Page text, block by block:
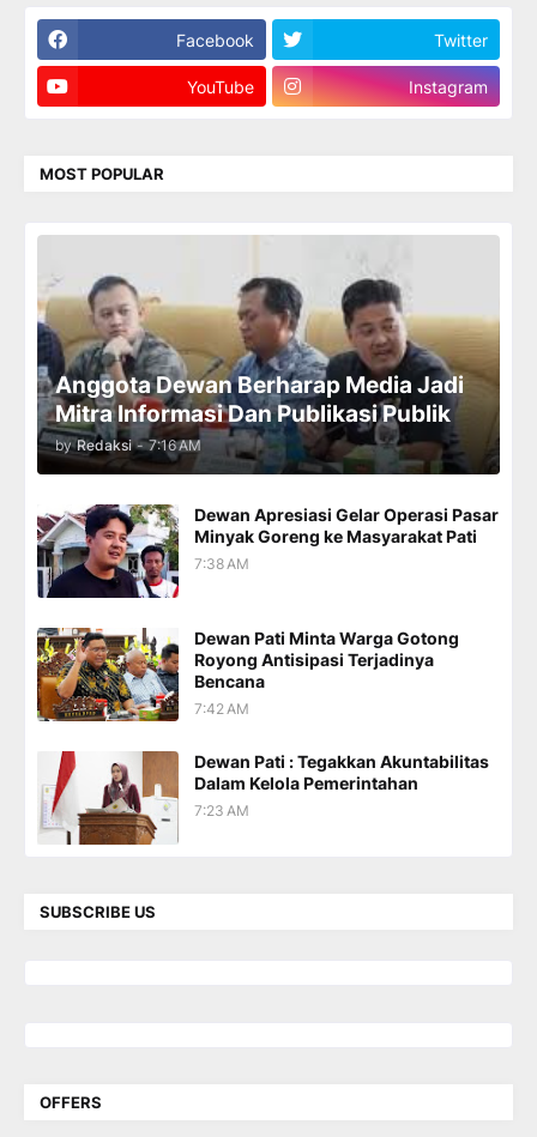
Facebook Twitter
YouTube Instagram
MOST POPULAR
Anggota Dewan Berharap Media Jadi
Mitra Informasi Dan Publikasi Publik
by Redaksi - 7:16 AM
Dewan Apresiasi Gelar Operasi Pasar
Minyak Goreng ke Masyarakat Pati
7:38 AM
Dewan Pati Minta Warga Gotong
Royong Antisipasi Terjadinya
Bencana
7:42 AM
Dewan Pati : Tegakkan Akuntabilitas
Dalam Kelola Pemerintahan
7:23 AM
SUBSCRIBE US
OFFERS